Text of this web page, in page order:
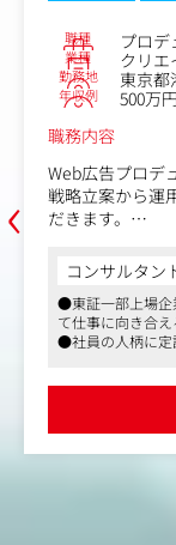
‹
職種 プロデ
業種 クリエ
勤務地 東京都
年収例
500万
職務内容
Web広告プロデ
戦略立案から運
だきます。
【仕事内容】
・Web広告の戦
・Google、
・広告クリエイ
・LPやバナー
・クライアント
コンサルタン
●東証一部上場企
て仕事に向き合え
●社員の人柄に定